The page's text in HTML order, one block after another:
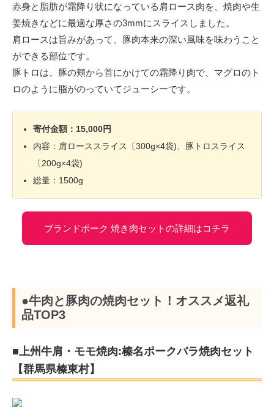
赤身と脂肪が霜降り状になっている肩ロース肉を、焼肉や生
姜焼きなどに最適な厚さの3mmにスライスしました。
肩ロースは旨みがあって、豚肉本来の深い風味を味わうこと
ができる部位です。
豚トロは、豚の頬から首にかけての霜降り肉で、マグロのト
ロのように脂がのっていてジューシーです。
寄付金額：15,000円
内容：肩ローススライス〔300g×4袋)、豚トロスライス
〔200g×4袋)
総量：1500g
ブランドポーク 焼き肉セットの詳細はコチラ
●牛肉と豚肉の焼肉セット！オススメ返礼
品TOP3
■上州牛肩・モモ焼肉:榛名ポークバラ焼肉セット
【群馬県榛東村】